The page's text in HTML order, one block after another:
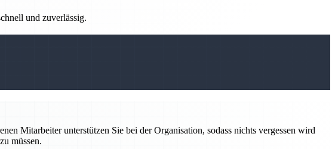
und zuverlässig.
Mitarbeiter unterstützen Sie bei der Organisation, sodass nichts vergessen wird
müssen.